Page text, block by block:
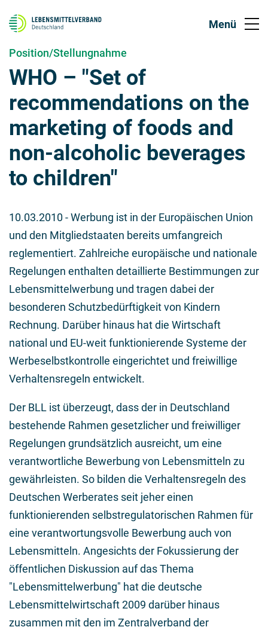
Position/Stellungnahme
WHO – "Set of
recommendations on the
marketing of foods and
non-alcoholic beverages
to children"
10.03.2010- Werbung ist in der Europäischen Union
und den Mitgliedstaaten bereits umfangreich
reglementiert. Zahlreiche europäische und nationale
Regelungen enthalten detaillierte Bestimmungen zur
Lebensmittelwerbung und tragen dabei der
besonderen Schutzbedürftigkeit von Kindern
Rechnung. Darüber hinaus hat die Wirtschaft
national und EU-weit funktionierende Systeme der
Werbeselbstkontrolle eingerichtet und freiwillige
Verhaltensregeln entwickelt.
Der BLL ist überzeugt, dass der in Deutschland
bestehende Rahmen gesetzlicher und freiwilliger
Regelungen grundsätzlich ausreicht, um eine
verantwortliche Bewerbung von Lebensmitteln zu
gewährleisten. So bilden die Verhaltensregeln des
Deutschen Werberates seit jeher einen
funktionierenden selbstregulatorischen Rahmen für
eine verantwortungsvolle Bewerbung auch von
Lebensmitteln. Angesichts der Fokussierung der
öffentlichen Diskussion auf das Thema
"Lebensmittelwerbung" hat die deutsche
Lebensmittelwirtschaft 2009 darüber hinaus
zusammen mit den im Zentralverband der